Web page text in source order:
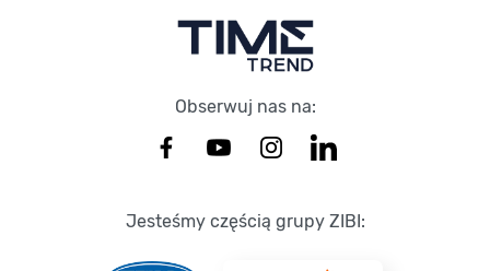
Obserwuj nas na:
Jesteśmy częścią grupy ZIBI: